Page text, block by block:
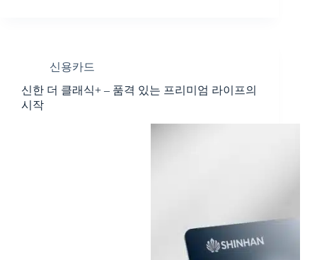
신용카드
신한 더 클래식+ – 품격 있는 프리미엄 라이프의
시작